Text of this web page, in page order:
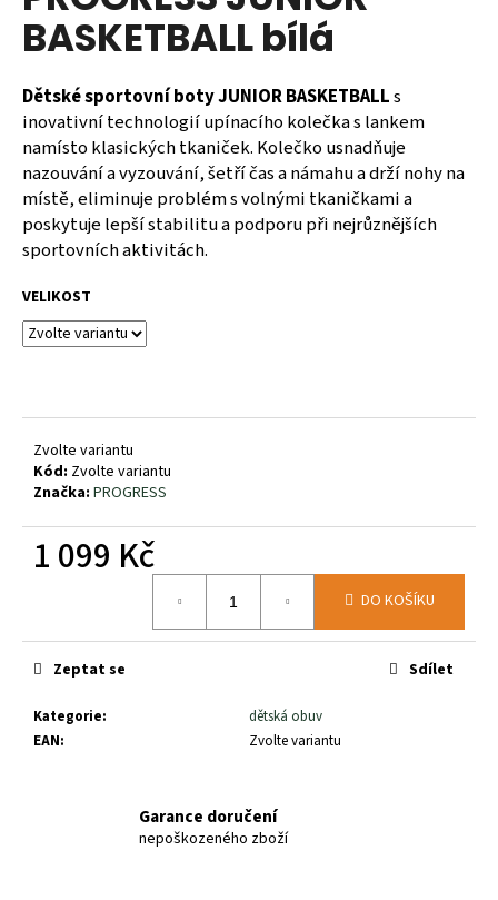
0,0
hvězdiček.
BASKETBALL bílá
Dětské sportovní boty JUNIOR BASKETBALLs
inovativní technologií upínacího kolečka s lankem
namísto klasických tkaniček. Kolečko usnadňuje
nazouvání a vyzouvání, šetří čas a námahu a drží nohy na
místě, eliminuje problém s volnými tkaničkami a
poskytuje lepší stabilitu a podporu při nejrůznějších
sportovních aktivitách.
VELIKOST
Zvolte variantu
Kód: Zvolte variantu
Značka: PROGRESS
1 099 Kč
DO KOŠÍKU
Kategorie:
dětská obuv
EAN: Zvolte variantu
Zeptat se Sdílet
Garance doručení
nepoškozeného zboží
a
j
í
t
?
HLEDAT
D
o
u
č
u
KIDS
TRAINING
RŮŽOVÉ